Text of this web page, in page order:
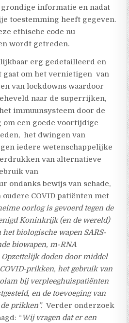
informatie en nadat
toestemming heeft gegeven.
ethische code nu
wordt getreden.
erg gedetailleerd en
gaat om het vernietigen van
van lockdowns waardoor
naar de superrijken,
immuunsysteem door de
om een goede voortijdige
het dwingen van
iedere wetenschappelijke
van alternatieve
van
ondanks bewijs van schade,
oudere COVID patiënten met
oorlog is gevoerd tegen de
Koninkrijk (en de wereld)
biologische wapen SARS-
biowapen, m-RNA
Opzettelijk doden door middel
prikken, het gebruik van
bij verpleeghuispatiënten
en de toevoeging van
prikken”. Verder onderzoek
“Wij vragen dat er een